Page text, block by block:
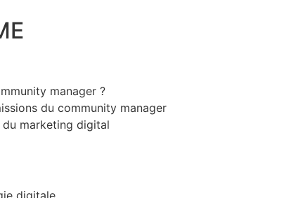
manager ?
du community manager
marketing digital
digitale